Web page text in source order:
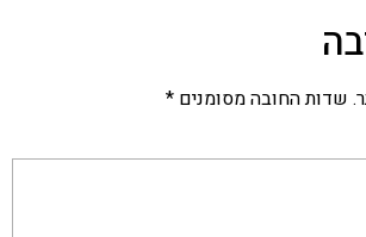
שדות החובה מסומנים *